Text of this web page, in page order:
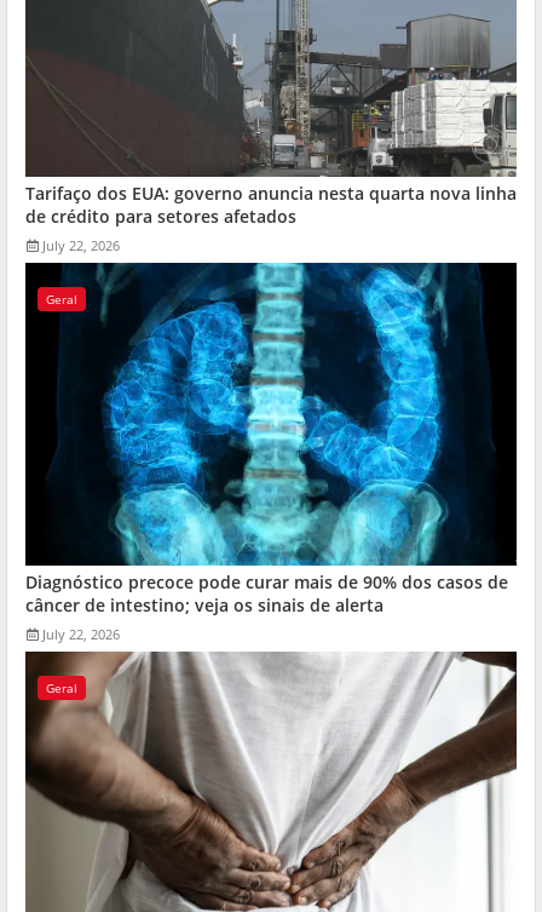
Tarifaço dos EUA: governo anuncia nesta quarta nova linha
de crédito para setores afetados
July 22, 2026
Geral
Diagnóstico precoce pode curar mais de 90% dos casos de
câncer de intestino; veja os sinais de alerta
July 22, 2026
Geral